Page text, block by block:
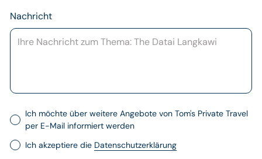
Nachricht
Ich möchte über weitere Angebote von Tom's Private Travel
per E-Mail informiert werden
Ich akzeptiere die Datenschutzerklärung